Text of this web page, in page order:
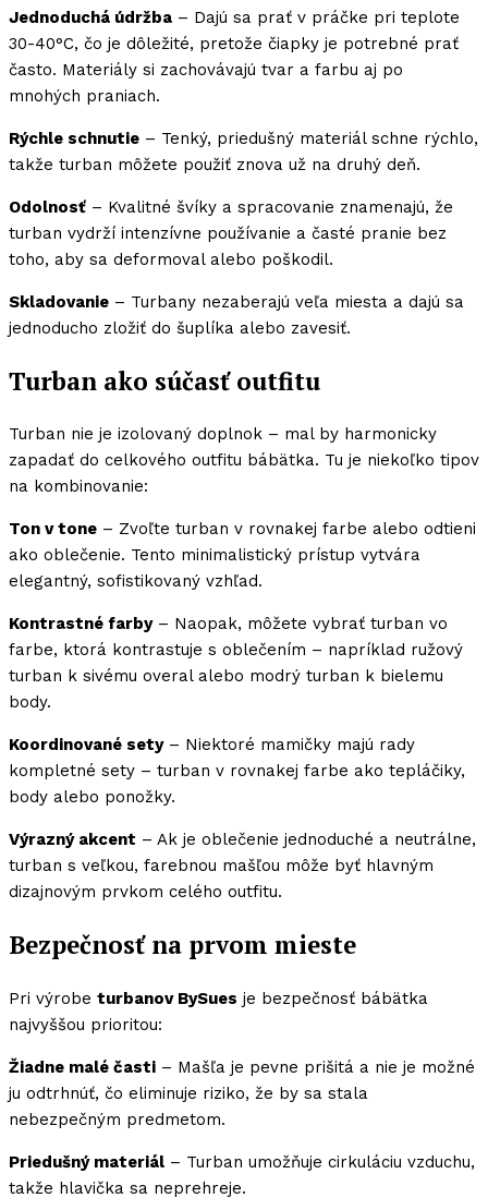
Jednoduchá údržba – Dajú sa prať v práčke pri teplote
30-40°C, čo je dôležité, pretože čiapky je potrebné prať
často. Materiály si zachovávajú tvar a farbu aj po
mnohých praniach.
Rýchle schnutie – Tenký, priedušný materiál schne rýchlo,
takže turban môžete použiť znova už na druhý deň.
Odolnosť – Kvalitné švíky a spracovanie znamenajú, že
turban vydrží intenzívne používanie a časté pranie bez
toho, aby sa deformoval alebo poškodil.
Skladovanie – Turbany nezaberajú veľa miesta a dajú sa
jednoducho zložiť do šuplíka alebo zavesiť.
Turban ako súčasť outfitu
Turban nie je izolovaný doplnok – mal by harmonicky
zapadať do celkového outfitu bábätka. Tu je niekoľko tipov
na kombinovanie:
Ton v tone – Zvoľte turban v rovnakej farbe alebo odtieni
ako oblečenie. Tento minimalistický prístup vytvára
elegantný, sofistikovaný vzhľad.
Kontrastné farby– Naopak, môžete vybrať turban vo
farbe, ktorá kontrastuje s oblečením – napríklad ružový
turban k sivému overal alebo modrý turban k bielemu
body.
Koordinované sety– Niektoré mamičky majú rady
kompletné sety – turban v rovnakej farbe ako tepláčiky,
body alebo ponožky.
Výrazný akcent – Ak je oblečenie jednoduché a neutrálne,
turban s veľkou, farebnou mašľou môže byť hlavným
dizajnovým prvkom celého outfitu.
Bezpečnosť na prvom mieste
Pri výrobe turbanov BySues je bezpečnosť bábätka
najvyššou prioritou:
Žiadne malé časti – Mašľa je pevne prišitá a nie je možné
ju odtrhnúť, čo eliminuje riziko, že by sa stala
nebezpečným predmetom.
Priedušný materiál – Turban umožňuje cirkuláciu vzduchu,
takže hlavička sa neprehreje.